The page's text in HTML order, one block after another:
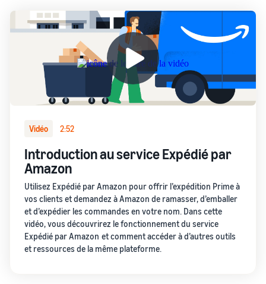
Voir l’aperçu
Introduction
à la mise en
vente de
produits sur
Amazon
comment faire
offres et créer de
nouvelles mises
boutique Amazon
création de
marque et
d’avantages
protection.
Répondre au jeu-
questionnaire
Recommandations
pour votre
entreprise
Répondez à trois questions
et nous vous proposerons
pour votre entreprise.
de revenus
Calculer les frais
produit en
comparant les
méthodes
d’expédition.
Vidéo 2:52
Introduction au service Expédié par
Amazon
Utilisez Expédié par Amazon pour offrir l’expédition Prime à
vos clients et demandez à Amazon de ramasser, d’emballer
et d’expédier les commandes en votre nom. Dans cette
vidéo, vous découvrirez le fonctionnement du service
Expédié par Amazon et comment accéder à d’autres outils
et ressources de la même plateforme.